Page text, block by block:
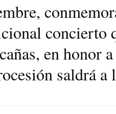
concierto
en honor
saldrá a